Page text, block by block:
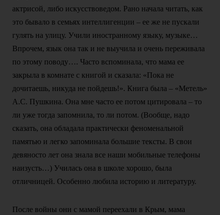
актрисой, либо искусствоведом. Рано начала читать, как
это бывало в семьях интеллигенции – ее же не пускали
гулять на улицу. Учили иностранному языку, музыке…
Впрочем, язык она так и не выучила и очень переживала
по этому поводу…. Часто вспоминала, что мама ее
закрыла в комнате с книгой и сказала: «Пока не
дочитаешь, никуда не пойдешь!». Книга была – «Метель»
А.С. Пушкина. Она мне часто ее потом цитировала – то
ли уже тогда запомнила, то ли потом. (Вообще, надо
сказать, она обладала практически феноменальной
памятью и легко запоминала большие тексты. В свои
девяносто лет она знала все наши мобильные телефоны
наизусть…) Училась она в школе хорошо, была
отличницей. Особенно любила историю и литературу.
После войны они с мамой переехали в Крым, мама